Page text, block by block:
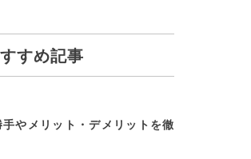
すめ記事
やメリット・デメリットを徹